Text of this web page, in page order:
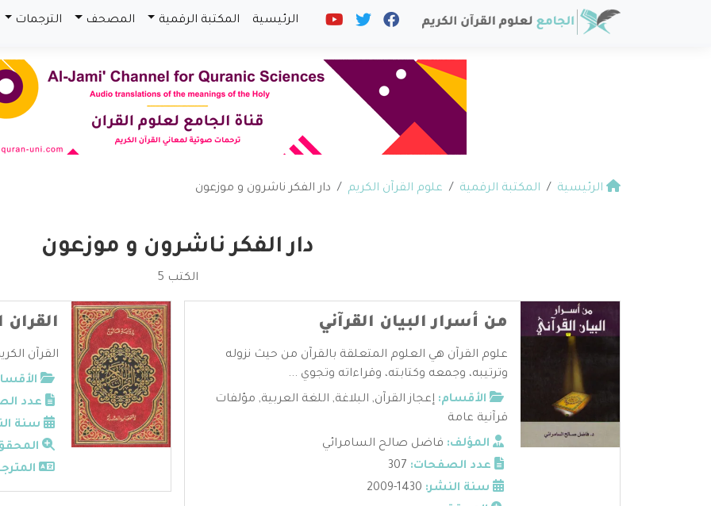
الرئيسية المكتبة الرقمية المصحف الترجمات
الرئيسية المكتبة الرقمية علوم القرآن الكريم دار الفكر ناشرون و موزعون
دار الفكر ناشرون و موزعون
الكتب 5
من أسرار البيان القرآني
علوم القرآن هي العلوم المتعلقة بالقرآن من حيث نزوله
وترتيبه، وجمعه وكتابته، وقراءاته وتجوي ...
الأقسام: إعجاز القرآن, البلاغة, اللغة العربية, مؤلفات
قرآنية عامة
المؤلف: فاضل صالح السامرائي
عدد الصفحات:
سنة النشر:
القران
القرآن
عدد
سنة